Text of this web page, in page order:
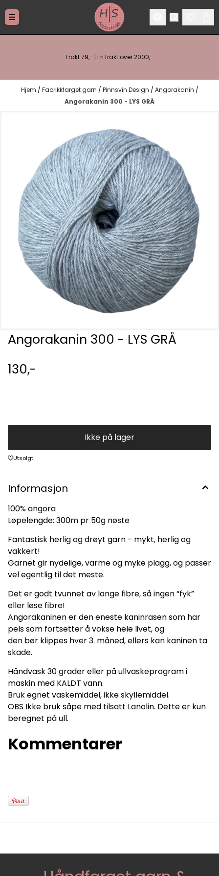
Hopp til innhold
Frakt 79,- | Fri frakt over 2000,-
Hjem / Fabrikkfarget garn / Pinnsvin Design / Angorakanin /
Angorakanin 300 - LYS GRÅ
Angorakanin 300 - LYS GRÅ
130,-
Ikke på lager
Utsolgt
Informasjon
100% angora
Løpelengde: 300m pr 50g nøste
Fantastisk herlig og drøyt garn - mykt, herlig og
vakkert!
Garnet gir nydelige, varme og myke plagg, og passer
vel egentlig til det meste.
Det er godt tvunnet av lange fibre, så ingen “fyk”
eller løse fibre!
Angorakaninen er den eneste kaninrasen som har
pels som fortsetter å vokse hele livet, og
den bør klippes hver 3. måned, ellers kan kaninen ta
skade.
Håndvask 30 grader eller på ullvaskeprogram i
maskin med KALDT vann.
Bruk egnet vaskemiddel, ikke skyllemiddel.
OBS Ikke bruk såpe med tilsatt Lanolin. Dette er kun
beregnet på ull.
Kommentarer